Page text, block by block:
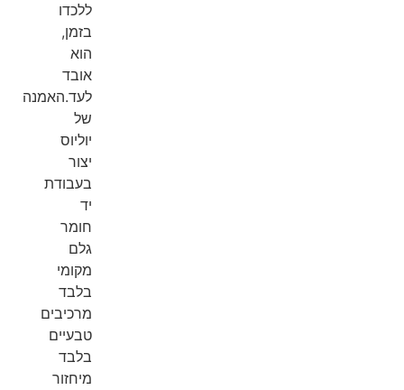
ללכדו
בזמן,
הוא
אובד
לעד.האמנה
של
יוליוס
יצור
בעבודת
חומר
גלם
מקומי
בלבד
מרכיבים
טבעיים
בלבד
מיחזור